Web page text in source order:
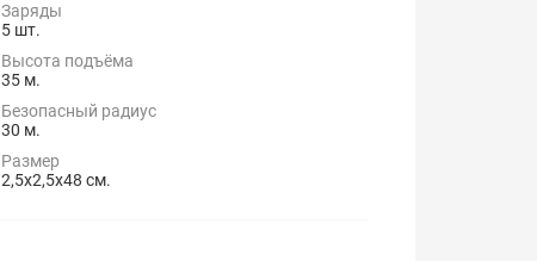
Заряды
5 шт.
Высота подъёма
35 м.
Безопасный радиус
30 м.
Размер
2,5x2,5x48 см.